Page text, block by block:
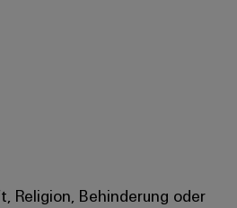
Religion, Behinderung oder